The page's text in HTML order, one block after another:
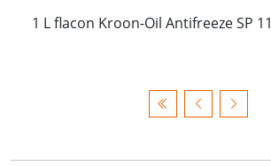
1 L flacon Kroon-Oil Antifreeze SP 11